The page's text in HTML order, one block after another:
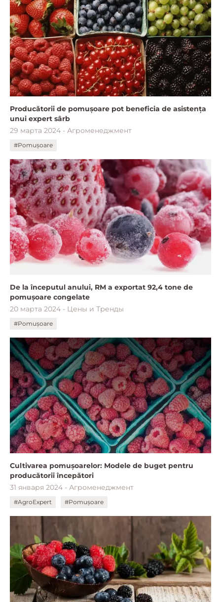
Producătorii de pomușoare pot beneficia de asistența
unui expert sârb
29 марта 2024 - Агроменеджмент
#Pomușoare
De la începutul anului, RM a exportat 92,4 tone de
pomușoare congelate
20 марта 2024 - Цены и Тренды
#Pomușoare
Cultivarea pomușoarelor: Modele de buget pentru
producătorii începători
31 января 2024 - Агроменеджмент
#AgroExpert #Pomușoare